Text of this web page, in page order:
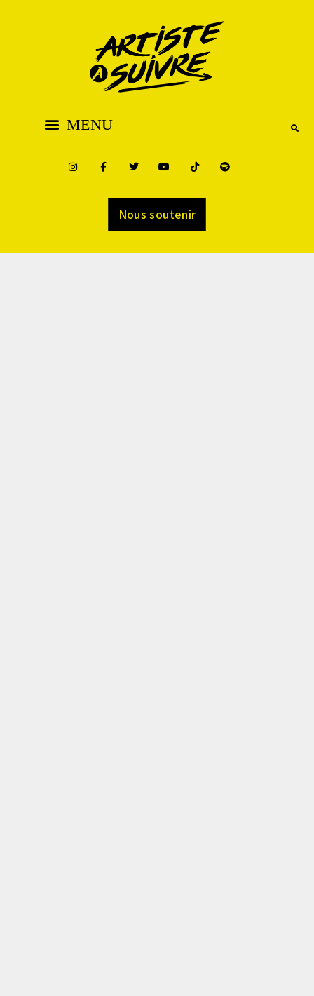
Nous soutenir